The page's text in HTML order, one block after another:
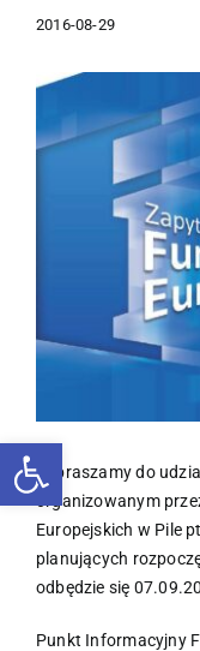
Otwórz pasek narzędzi
2016-08-29
Pokaż
większy
obrazek
Zapraszamy do
organizowanym
Europejskich w Pile
planujących
odbędzie się
Punkt Informacyjny